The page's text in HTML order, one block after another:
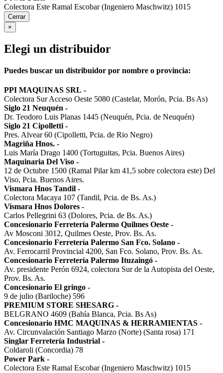
Colectora Este Ramal Escobar (Ingeniero Maschwitz) 1015
Cerrar
×
Elegi un distribuidor
Puedes buscar un distribuidor por nombre o provincia:
PPI MAQUINAS SRL -
Colectora Sur Acceso Oeste 5080 (Castelar, Morón, Pcia. Bs As)
Siglo 21 Neuquén -
Dr. Teodoro Luis Planas 1445 (Neuquén, Pcia. de Neuquén)
Siglo 21 Cipolletti -
Pres. Alvear 60 (Cipolletti, Pcia. de Rio Negro)
Magriña Hnos. -
Luis María Drago 1400 (Tortuguitas, Pcia. Buenos Aires)
Maquinaria Del Viso -
12 de Octubre 1500 (Ramal Pilar km 41,5 sobre colectora este) Del
Viso, Pcia. Buenos Aires.
Vismara Hnos Tandil -
Colectora Macaya 107 (Tandil, Pcia. de Bs. As.)
Vismara Hnos Dolores -
Carlos Pellegrini 63 (Dolores, Pcia. de Bs. As.)
Concesionario Ferretería Palermo Quilmes Oeste -
Av Mosconi 3012, Quilmes Oeste, Prov. Bs. As.
Concesionario Ferretería Palermo San Fco. Solano -
Av. Ferrocarril Provincial 4200, San Fco. Solano, Prov. Bs. As.
Concesionario Ferretería Palermo Ituzaingó -
Av. presidente Perón 6924, colectora Sur de la Autopista del Oeste,
Prov. Bs. As.
Concesionario El gringo -
9 de julio (Bariloche) 596
PREMIUM STORE SHESARG -
BELGRANO 4609 (Bahía Blanca, Pcia. Bs As)
Concesionario HMC MAQUINAS & HERRAMIENTAS -
Av. Circunvalación Santiago Marzo (Norte) (Santa rosa) 171
Singlar Ferretería Industrial -
Coldaroli (Concordia) 78
Power Park -
Colectora Este Ramal Escobar (Ingeniero Maschwitz) 1015